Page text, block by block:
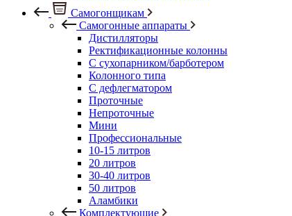
Самогонщикам
Самогонные аппараты
Дистилляторы
Ректификационные колонны
С сухопарником/барботером
Колонного типа
С дефлегматором
Проточные
Непроточные
Мини
Профессиональные
10-15 литров
20 литров
30-40 литров
50 литров
Аламбики
Комплектующие